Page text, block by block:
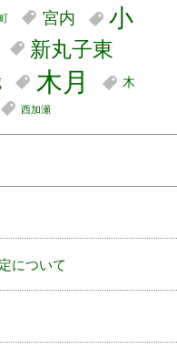
宮内
小
新丸子東
木月
木
西加瀬
について